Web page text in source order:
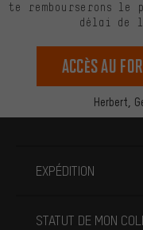
Herbert,
te rembourserons le
délai de
Accès au
EXPÉDITION
STATUT DE MON